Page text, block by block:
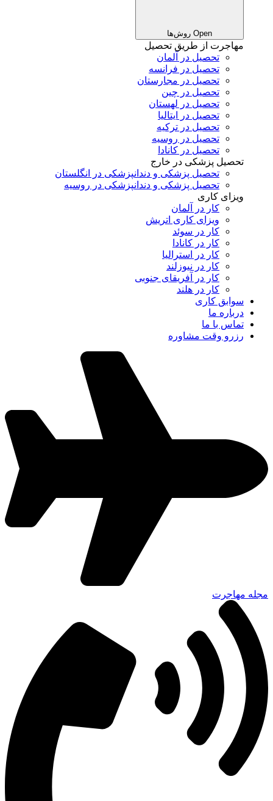
Open روش‌ها
مهاجرت از طریق تحصیل
تحصیل در آلمان
تحصیل در فرانسه
تحصیل در مجارستان
تحصیل در چین
تحصیل در لهستان
تحصیل در ایتالیا
تحصیل در ترکیه
تحصیل در روسیه
تحصیل در کانادا
تحصیل پزشکی در خارج
تحصیل پزشکی و دندانپزشکی در انگلستان
تحصیل پزشکی و دندانپزشکی در روسیه
ویزای کاری
کار در آلمان
ویزای کاری اتریش
کار در سوئد
کار در کانادا
کار در استرالیا
کار در نیوزلند
کار در آفریقای جنوبی
کار در هلند
سوابق کاری
درباره ما
تماس با ما
رزرو وقت مشاوره
مجله مهاجرت